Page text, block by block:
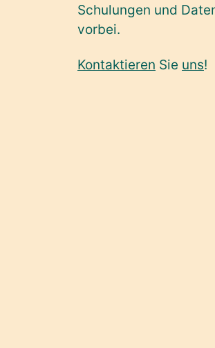
Schulungen und
vorbei.
Kontaktieren Sie uns!